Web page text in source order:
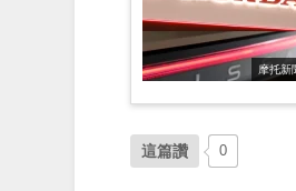
摩托新
這篇讚 0